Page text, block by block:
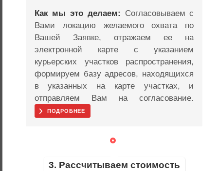
Как мы это делаем: Согласовываем с
Вами локацию желаемого охвата по
Вашей Заявке, отражаем ее на
электронной карте с указанием
курьерских участков распространения,
формируем базу адресов, находящихся
в указанных на карте участках, и
отправляем Вам на согласование.
ПОДРОБНЕЕ
3. Рассчитываем стоимость